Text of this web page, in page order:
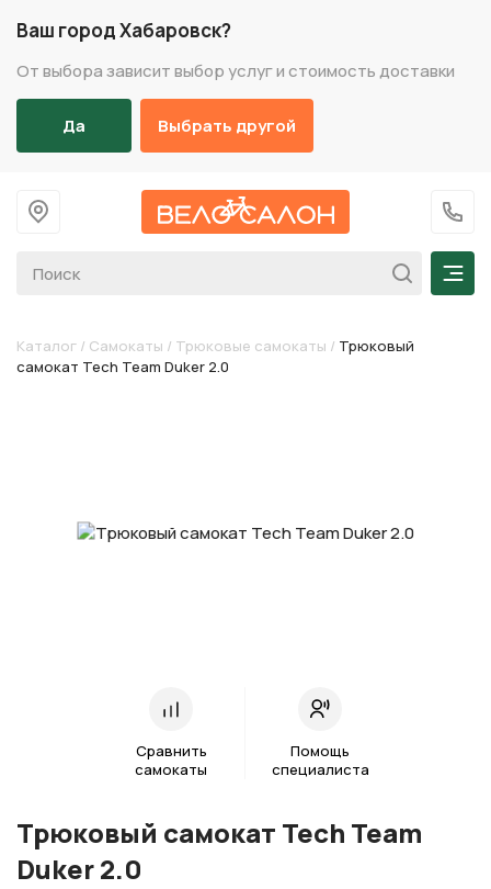
Ваш город Хабаровск?
От выбора зависит выбор услуг и стоимость доставки
Да Выбрать другой
На главную
+7
Каталог / Самокаты / Трюковые самокаты / Трюковый
самокат Tech Team Duker 2.0
Сравнить
самокаты
Помощь
специалиста
Трюковый самокат Tech Team
Duker 2.0